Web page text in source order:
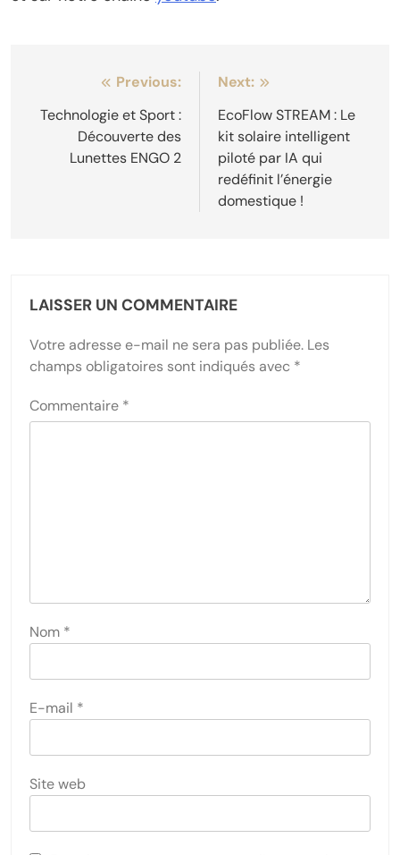
Navigation
de
l’article
Previous:
Technologie et Sport :
Découverte des
Lunettes ENGO 2
Next:
EcoFlow STREAM : Le
kit solaire intelligent
piloté par IA qui
redéfinit l’énergie
domestique !
LAISSER UN COMMENTAIRE
Votre adresse e-mail ne sera pas publiée. Les
champs obligatoires sont indiqués avec *
Commentaire *
Nom *
E-mail *
Site web